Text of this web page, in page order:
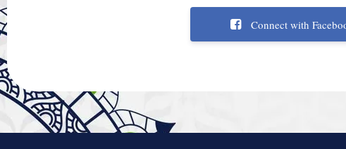
Connect with